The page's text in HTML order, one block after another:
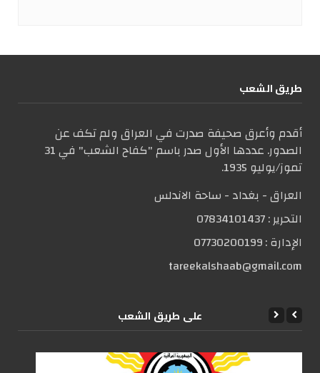
طریق الشعب
أقدم وأعرق صحيفة صدرت في العراق ولم تكف عن
الصدور. عددها الأول صدر باسم "كفاح الشعب" في 31
تموز/يوليو 1935.
العراق - بغداد - ساحة الاندلس
التحریر :07834101437
الإدارة :07730200199
tareekalshaab@gmail.com
علی طریق الشعب